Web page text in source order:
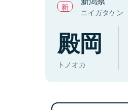
ニイガタケン
殿岡
トノオカ